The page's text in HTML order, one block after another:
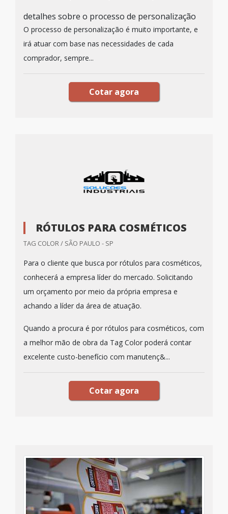
detalhes sobre o processo de personalização
O processo de personalização é muito importante, e
irá atuar com base nas necessidades de cada
comprador, sempre...
Cotar agora
RÓTULOS PARA COSMÉTICOS
TAG COLOR / SÃO PAULO - SP
Para o cliente que busca por rótulos para cosméticos,
conhecerá a empresa líder do mercado. Solicitando
um orçamento por meio da própria empresa e
achando a líder da área de atuação.
Quando a procura é por rótulos para cosméticos, com
a melhor mão de obra da Tag Color poderá contar
excelente custo-benefício com manutenç&...
Cotar agora